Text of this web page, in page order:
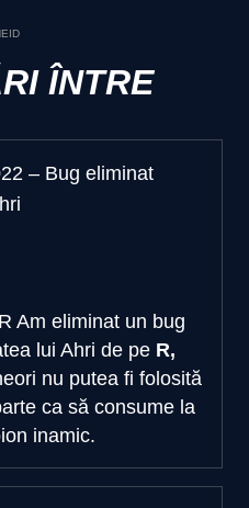
ÎNTRE
– Bug eliminat
Am eliminat un bug
lui Ahri de pe R,
nu putea fi folosită
ca să consume la
inamic.